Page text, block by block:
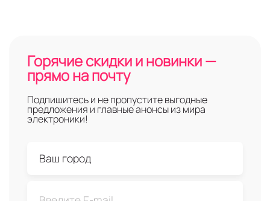
Горячие скидки и новинки —
прямо на почту
Подпишитесь и не пропустите выгодные
предложения и главные анонсы из мира
электроники!